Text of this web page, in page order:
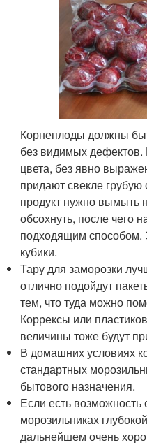
Корнеплоды должны
без видимых
цвета, без явно
придают свекле грубую
продукт нужно вымыть
обсохнуть, после чего
подходящим способом.
кубики.
Тару для заморозки
отлично подойдут
тем, что туда можно
Коррексы или
величины тоже будут
В домашних условиях
стандартных
бытового назначения.
Если есть возможность
морозильниках
дальнейшем очень